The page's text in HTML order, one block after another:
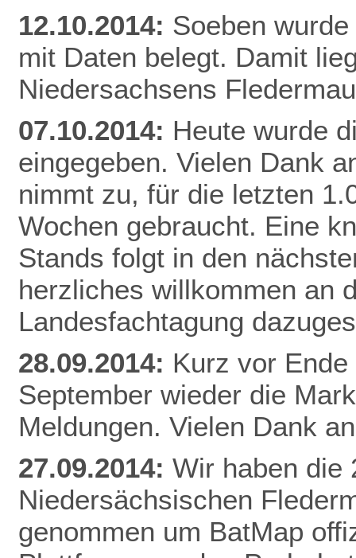
12.10.2014: Soeben
mit Daten belegt. Damit
Niedersachsens
07.10.2014: Heute wurde
eingegeben. Vielen Dank
nimmt zu, für die letzten
Wochen gebraucht. Eine
Stands folgt in den
herzliches willkommen an
Landesfachtagung
28.09.2014: Kurz vor
September wieder die
Meldungen. Vielen Dank
27.09.2014: Wir haben die
Niedersächsischen
genommen um BatMap